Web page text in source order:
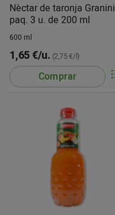
Nèctar de taronja Granini
paq. 3 u. de 200 ml
600 ml
1,65 €/u. (2,75 €/l)
Comprar